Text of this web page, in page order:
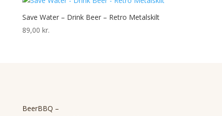
Save Water – Drink Beer – Retro Metalskilt
89,00 kr.
BeerBBQ –